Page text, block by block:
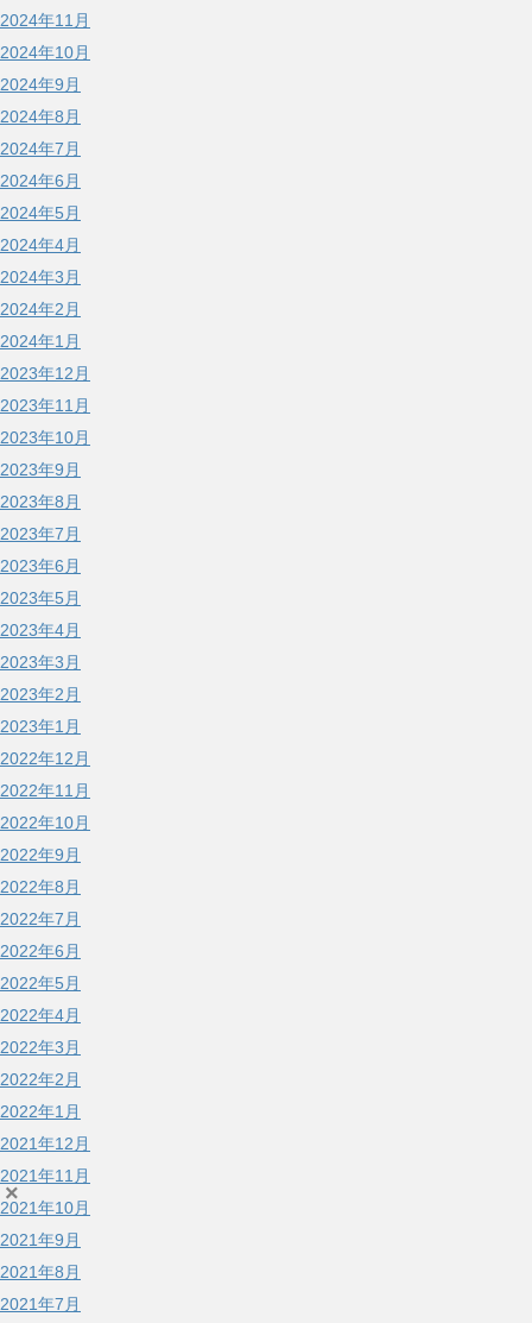
2024年11月
2024年10月
2024年9月
2024年8月
2024年7月
2024年6月
2024年5月
2024年4月
2024年3月
2024年2月
2024年1月
2023年12月
2023年11月
2023年10月
2023年9月
2023年8月
2023年7月
2023年6月
2023年5月
2023年4月
2023年3月
2023年2月
2023年1月
2022年12月
2022年11月
2022年10月
2022年9月
2022年8月
2022年7月
2022年6月
2022年5月
2022年4月
2022年3月
2022年2月
2022年1月
2021年12月
2021年11月
2021年10月
2021年9月
2021年8月
2021年7月
×